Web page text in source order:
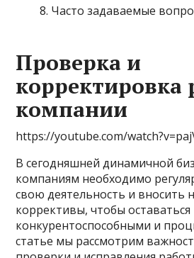
Часто задаваемые
Проверка и
корректировка
компании
https://youtube.com/
В сегодняшней динамичной
компаниям необходимо
свою деятельность и вносить
коррективы, чтобы оставаться
конкурентоспособными и
статье мы рассмотрим